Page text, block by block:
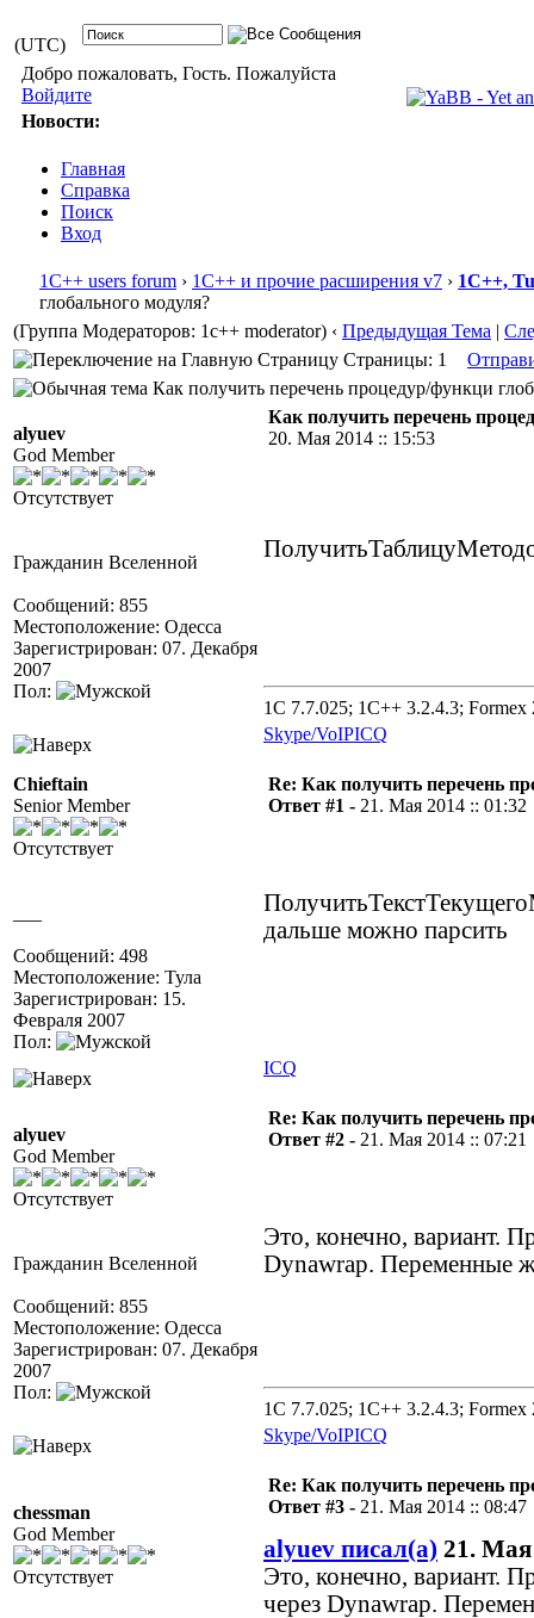
(UTC)
Добро пожаловать, Гость. Пожалуйста
Войдите
Новости:
Главная
Справка
Поиск
Вход
1С++ users forum › 1С++ и прочие расширения v7 › 1С++,
глобального модуля?
(Группа Модераторов: 1c++ moderator) ‹ Предыдущая Тема |
Страницы: 1
Как получить перечень процедур/функци
alyuev
God Member
Отсутствует
Гражданин Вселенной
Сообщений: 855
Местоположение: Одесса
Зарегистрирован: 07. Декабря
2007
Пол:
Как получить перечень
20. Мая 2014 :: 15:53
1C 7.7.025; 1C++ 3.2.4.3; Formex
Skype/VoIPICQ
Chieftain
Senior Member
Отсутствует
Сообщений: 498
Местоположение: Тула
Зарегистрирован: 15.
Февраля 2007
Пол:
Re: Как получить перечень
Ответ #1 - 21. Мая 2014 :: 01:32
дальше можно парсить
ICQ
alyuev
God Member
Отсутствует
Гражданин Вселенной
Сообщений: 855
Местоположение: Одесса
Зарегистрирован: 07. Декабря
2007
Пол:
Re: Как получить перечень
Ответ #2 - 21. Мая 2014 :: 07:21
Это, конечно, вариант.
Dynawrap. Переменные
1C 7.7.025; 1C++ 3.2.4.3; Formex
Skype/VoIPICQ
chessman
God Member
Отсутствует
Re: Как получить перечень
Ответ #3 - 21. Мая 2014 :: 08:47
alyuev писал(а) 21. Мая
Это, конечно, вариант.
через Dynawrap.